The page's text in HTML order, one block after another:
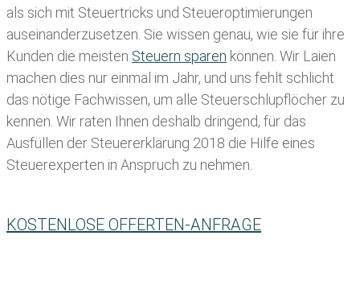
als sich mit Steuertricks und Steueroptimierungen
auseinanderzusetzen. Sie wissen genau, wie sie für ihre
Kunden die meisten Steuern sparen können. Wir Laien
machen dies nur einmal im Jahr, und uns fehlt schlicht
das nötige Fachwissen, um alle Steuerschlupflöcher zu
kennen. Wir raten Ihnen deshalb dringend, für das
Ausfüllen der Steuererklärung 2018 die Hilfe eines
Steuerexperten in Anspruch zu nehmen.
KOSTENLOSE OFFERTEN-ANFRAGE